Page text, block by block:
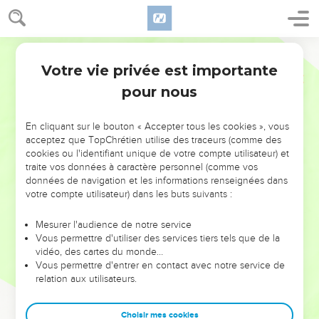
NE MANQUEZ PAS L’ÉVÉNEMENT
DE L’ANNÉE !
ET SI LEURS ERREURS POUVAIENT VOUS ÉVITER LES
VOTRES ?
leur foi ou leur vision. Mais on voit moins les doutes, les erreurs
et les saisons difficiles qu'ils ont traversés, alors même que ce
sont elles qui les ont façonnés.
Dans cette conférence, leaders, entrepreneurs, et responsables
clés pour avancer avec plus de sagesse afin que leurs erreurs
Votre vie privée est importante
pour nous
En cliquant sur le bouton « Accepter tous les cookies », vous
acceptez que TopChrétien utilise des traceurs (comme des
cookies ou l'identifiant unique de votre compte utilisateur) et
traite vos données à caractère personnel (comme vos
données de navigation et les informations renseignées dans
votre compte utilisateur) dans les buts suivants :
Mesurer l'audience de notre service
Vous permettre d'utiliser des services tiers tels que de la
vidéo, des cartes du monde…
Vous permettre d'entrer en contact avec notre service de
relation aux utilisateurs.
Choisir mes cookies